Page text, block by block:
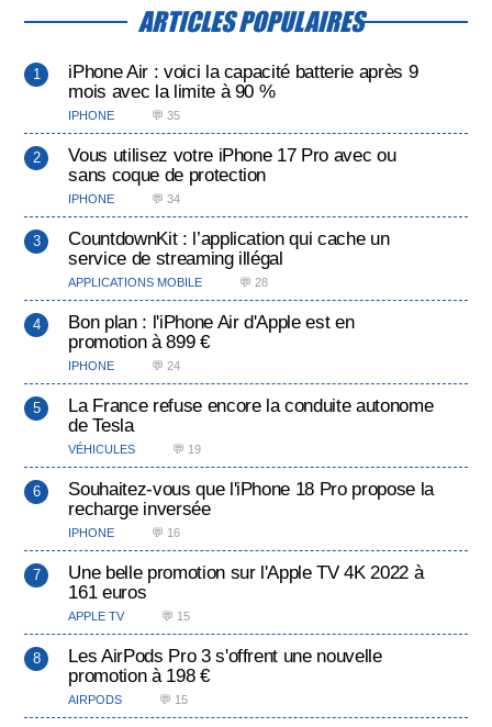
ARTICLES POPULAIRES
iPhone Air : voici la capacité batterie après 9
mois avec la limite à 90 %
IPHONE 💬 35
Vous utilisez votre iPhone 17 Pro avec ou
sans coque de protection
IPHONE 💬 34
CountdownKit : l’application qui cache un
service de streaming illégal
APPLICATIONS MOBILE 💬 28
Bon plan : l'iPhone Air d'Apple est en
promotion à 899 €
IPHONE 💬 24
La France refuse encore la conduite autonome
de Tesla
VÉHICULES 💬 19
Souhaitez-vous que l'iPhone 18 Pro propose la
recharge inversée
IPHONE 💬 16
Une belle promotion sur l'Apple TV 4K 2022 à
161 euros
APPLE TV 💬 15
Les AirPods Pro 3 s'offrent une nouvelle
promotion à 198 €
AIRPODS 💬 15